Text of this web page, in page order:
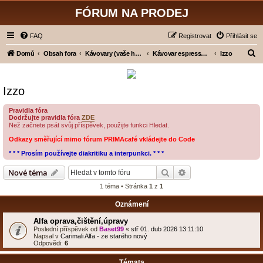
FÓRUM NA PRODEJ
FAQ Přihlásit se
Registrovat
Domů Obsah fora Kávovary (vaše hodnocení) Kávovar espresso - pákový Izzo
a
Izzo
Pravidla fóra
Dodržujte pravidla fóra ZDE
Než začnete psát svůj příspěvek, použijte funkci Hledat.
Odkazy směřující mimo fórum PRIMAcafé vkládejte do Code
* * * Prosím používejte diakritiku a interpunkci. * * *
Nové téma Hledat
1 téma • Stránka 1 z 1
Oznámení
Alfa oprava,čištění,úpravy
Poslední příspěvek od Baset99 « stř 01. dub 2026 13:11:10
Napsal v Carimali Alfa - ze starého nový
Odpovědi: 6